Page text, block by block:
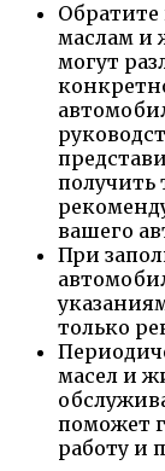
маслам и
могут
вашего
При
только
масел и
поможет
работу и